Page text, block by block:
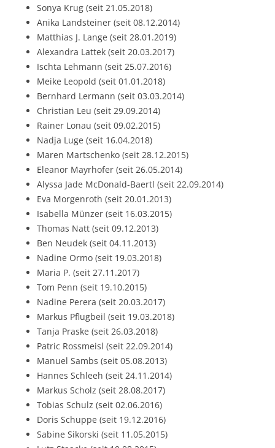
Sonya Krug (seit 21.05.2018)
Anika Landsteiner (seit 08.12.2014)
Matthias J. Lange (seit 28.01.2019)
Alexandra Lattek (seit 20.03.2017)
Ischta Lehmann (seit 25.07.2016)
Meike Leopold (seit 01.01.2018)
Bernhard Lermann (seit 03.03.2014)
Christian Leu (seit 29.09.2014)
Rainer Lonau (seit 09.02.2015)
Nadja Luge (seit 16.04.2018)
Maren Martschenko (seit 28.12.2015)
Eleanor Mayrhofer (seit 26.05.2014)
Alyssa Jade McDonald-Baertl (seit 22.09.2014)
Eva Morgenroth (seit 20.01.2013)
Isabella Münzer (seit 16.03.2015)
Thomas Natt (seit 09.12.2013)
Ben Neudek (seit 04.11.2013)
Nadine Ormo (seit 19.03.2018)
Maria P. (seit 27.11.2017)
Tom Penn (seit 19.10.2015)
Nadine Perera (seit 20.03.2017)
Markus Pflugbeil (seit 19.03.2018)
Tanja Praske (seit 26.03.2018)
Patric Rossmeisl (seit 22.09.2014)
Manuel Sambs (seit 05.08.2013)
Hannes Schleeh (seit 24.11.2014)
Markus Scholz (seit 28.08.2017)
Tobias Schulz (seit 02.06.2016)
Doris Schuppe (seit 19.12.2016)
Sabine Sikorski (seit 11.05.2015)